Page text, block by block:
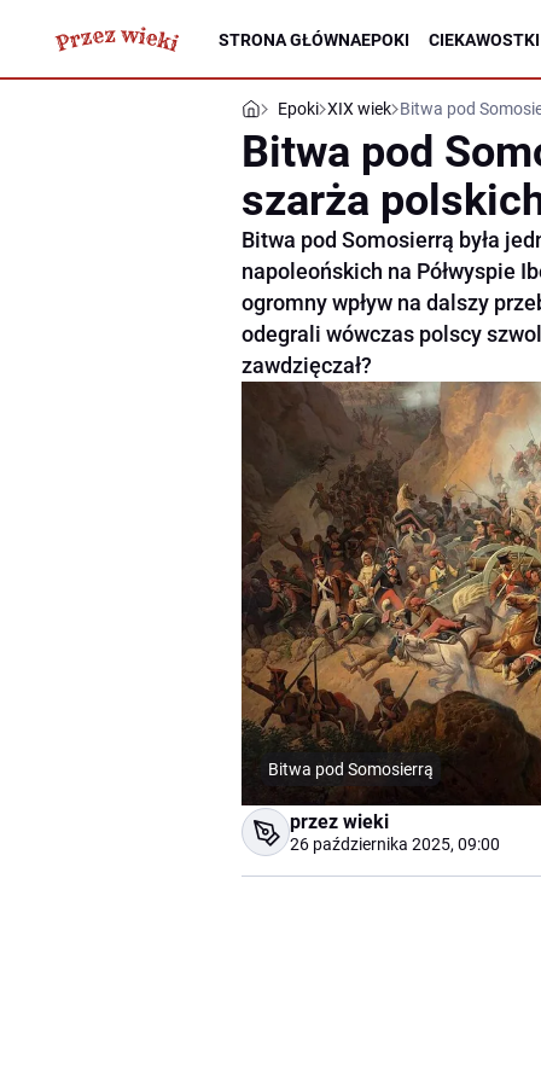
STRONA GŁÓWNAEPOKI
Epoki XIX wiek Bitwa pod
Bitwa pod
szarża
Bitwa pod Somosierrą była
napoleońskich na Półwyspie
ogromny wpływ na dalszy
odegrali wówczas polscy
zawdzięczał?
Bitwa pod Somosierrą
przez wieki
26 października 2025, 09:00